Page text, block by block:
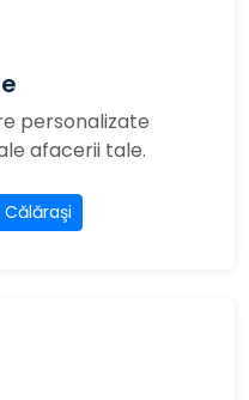
personalizate
afacerii tale.